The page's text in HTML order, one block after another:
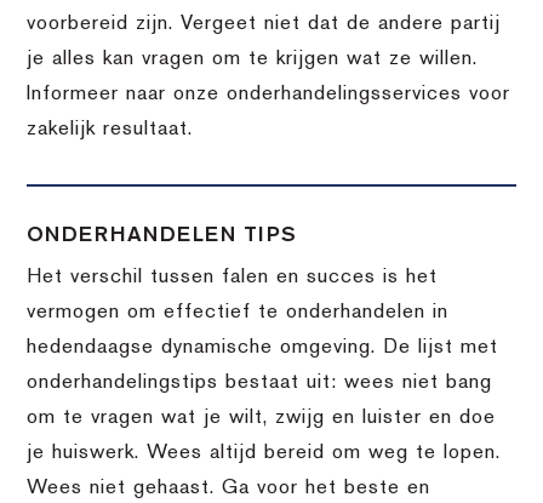
voorbereid zijn. Vergeet niet dat de andere partij
je alles kan vragen om te krijgen wat ze willen.
Informeer naar onze onderhandelingsservices voor
zakelijk resultaat.
ONDERHANDELEN TIPS
Het verschil tussen falen en succes is het
vermogen om effectief te onderhandelen in
hedendaagse dynamische omgeving. De lijst met
onderhandelingstips bestaat uit: wees niet bang
om te vragen wat je wilt, zwijg en luister en doe
je huiswerk. Wees altijd bereid om weg te lopen.
Wees niet gehaast. Ga voor het beste en